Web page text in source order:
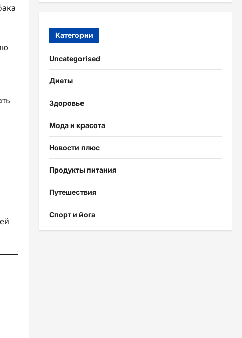
Категории
Uncategorised
Диеты
Здоровье
Мода и красота
Новости плюс
Продукты питания
Путешествия
Спорт и йога